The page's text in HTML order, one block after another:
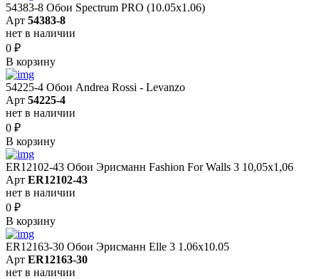
54383-8 Обои Spectrum PRO (10.05х1.06)
Арт 54383-8
нет в наличии
0 ₽
В корзину
54225-4 Обои Andrea Rossi - Levanzo
Арт 54225-4
нет в наличии
0 ₽
В корзину
ER12102-43 Обои Эрисманн Fashion For Walls 3 10,05x1,06
Арт ER12102-43
нет в наличии
0 ₽
В корзину
ER12163-30 Обои Эрисманн Elle 3 1.06x10.05
Арт ER12163-30
нет в наличии